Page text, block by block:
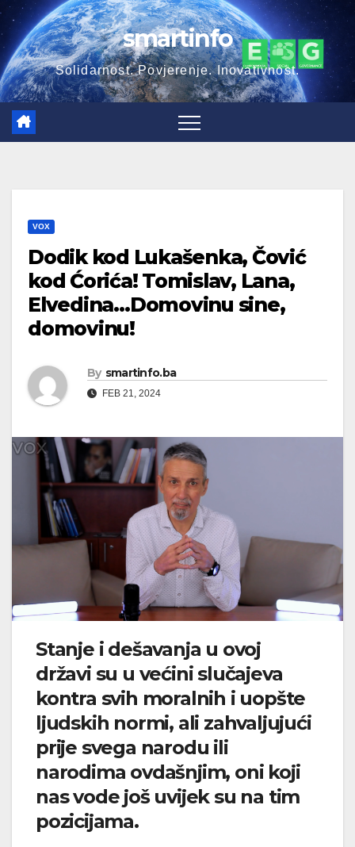
Skip
to
content
smartinfo
Solidarnost. Povjerenje. Inovativnost.
VOX
Dodik kod Lukašenka, Čović
kod Ćorića! Tomislav, Lana,
Elvedina…Domovinu sine,
domovinu!
By smartinfo.ba
FEB 21, 2024
Stanje i dešavanja u ovoj
državi su u većini slučajeva
kontra svih moralnih i uopšte
ljudskih normi, ali zahvaljujući
prije svega narodu ili
narodima ovdašnjim, oni koji
nas vode još uvijek su na tim
pozicijama.